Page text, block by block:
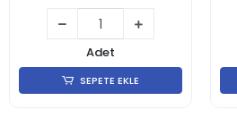
Adet
SEPETE EKLE